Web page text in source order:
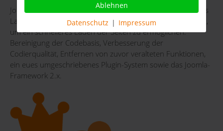
Joomla 4 konzentriert sich auf mehr Leistungsfähigkeit. Das
Laden von Seiten wird durch folgende Faktoren verbessert,
um ein schnelleres Laden der Seiten zu ermöglichen:
Bereinigung der Codebasis, Verbesserung der
Codierqualität, Entfernen von zuvor veralteten Funktionen,
ein eues umgeschriebenes Plugin-System sowie das Joomla-
Framework 2.x.
Ablehnen
Datenschutz | Impressum